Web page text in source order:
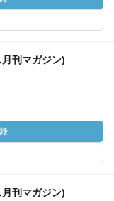
刊マガジン)
刊マガジン)